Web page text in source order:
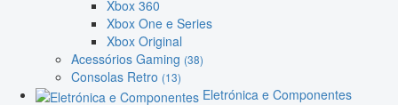
Xbox 360
Xbox One e Series
Xbox Original
Acessórios Gaming (38)
Consolas Retro (13)
Eletrónica e Componentes